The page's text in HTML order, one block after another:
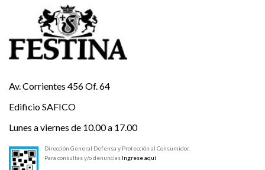
Av. Corrientes 456 Of. 64
Edificio SAFICO
Lunes a viernes de 10.00 a 17.00
Dirección General Defensa y Protección al Consumidor.
Para consultas y/o denuncias Ingrese aquí